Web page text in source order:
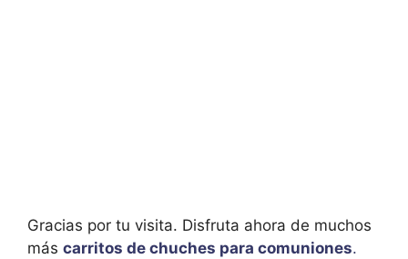
Gracias por tu visita. Disfruta ahora de muchos
más carritos de chuches para comuniones.